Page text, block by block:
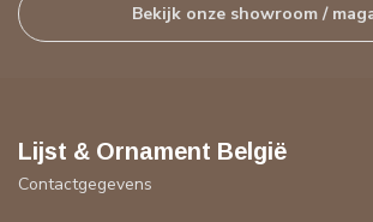
Bekijk onze showroom /
Lijst & Ornament België
Contactgegevens